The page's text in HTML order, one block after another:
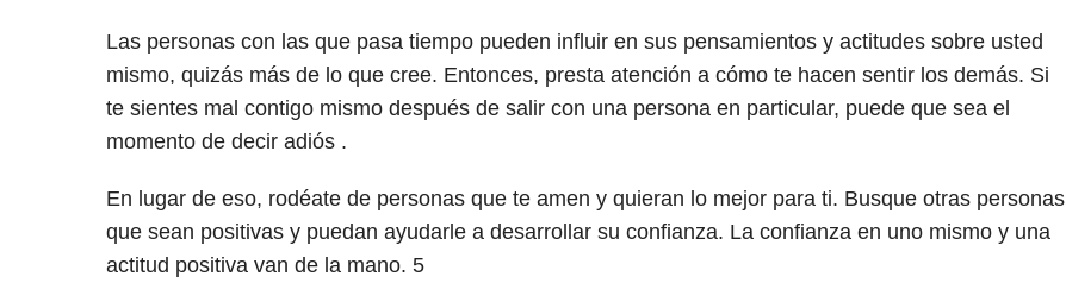
Las personas con las que pasa tiempo pueden influir en sus pensamientos y actitudes sobre usted
mismo, quizás más de lo que cree. Entonces, presta atención a cómo te hacen sentir los demás. Si
te sientes mal contigo mismo después de salir con una persona en particular, puede que sea el
momento de decir adiós .
En lugar de eso, rodéate de personas que te amen y quieran lo mejor para ti. Busque otras personas
que sean positivas y puedan ayudarle a desarrollar su confianza. La confianza en uno mismo y una
actitud positiva van de la mano. 5